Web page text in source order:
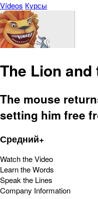
Vídeos Курсы
The Lion and
The mouse
setting him free
Средний+
Watch the Video
Learn the Words
Speak the Lines
Company Information